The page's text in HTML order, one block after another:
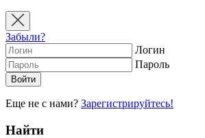
Забыли?
Логин
Пароль
Еще не с нами? Зарегистрируйтесь!
Найти